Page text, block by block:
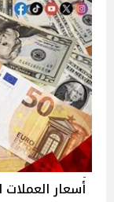
أسعار العملات